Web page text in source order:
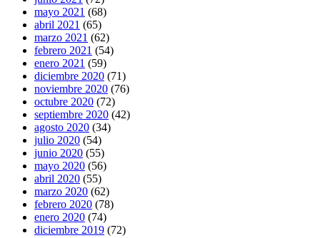
mayo 2021 (68)
abril 2021 (65)
marzo 2021 (62)
febrero 2021 (54)
enero 2021 (59)
diciembre 2020 (71)
noviembre 2020 (76)
octubre 2020 (72)
septiembre 2020 (42)
agosto 2020 (34)
julio 2020 (54)
junio 2020 (55)
mayo 2020 (56)
abril 2020 (55)
marzo 2020 (62)
febrero 2020 (78)
enero 2020 (74)
diciembre 2019 (72)